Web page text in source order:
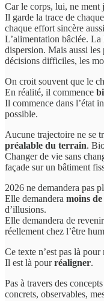
Car le corps, lui, ne ment
Il garde la trace de
chaque effort sincère
L’alimentation bâclée.
dispersion. Mais aussi les
décisions difficiles, les
On croit souvent que le
En réalité, il commence
Il commence dans l’état
possible.
Aucune trajectoire ne se
préalable du terrain.
Changer de vie sans
façade sur un bâtiment
2026 ne demandera pas
Elle demandera moins
d’illusions.
Elle demandera de
réellement chez l’être
Ce texte n’est pas là pour
Il est là pourréaligner.
Pas à travers des
concrets, observables,